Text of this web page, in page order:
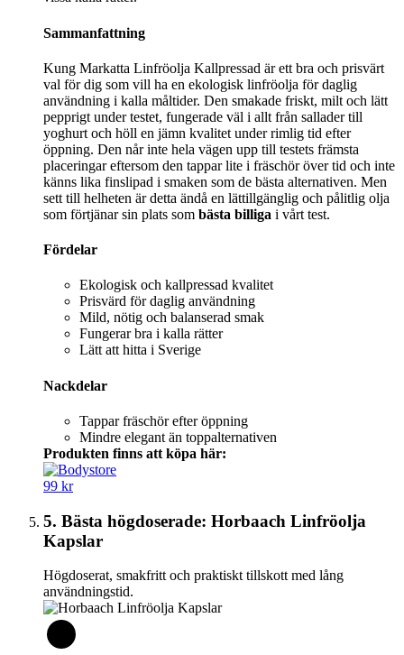
Sammanfattning
Kung Markatta Linfröolja Kallpressad är ett bra och prisvärt
val för dig som vill ha en ekologisk linfröolja för daglig
användning i kalla måltider. Den smakade friskt, milt och lätt
pepprigt under testet, fungerade väl i allt från sallader till
yoghurt och höll en jämn kvalitet under rimlig tid efter
öppning. Den når inte hela vägen upp till testets främsta
placeringar eftersom den tappar lite i fräschör över tid och inte
känns lika finslipad i smaken som de bästa alternativen. Men
sett till helheten är detta ändå en lättillgänglig och pålitlig olja
som förtjänar sin plats som bästa billiga i vårt test.
Fördelar
Ekologisk och kallpressad kvalitet
Prisvärd för daglig användning
Mild, nötig och balanserad smak
Fungerar bra i kalla rätter
Lätt att hitta i Sverige
Nackdelar
Tappar fräschör efter öppning
Mindre elegant än toppalternativen
Produkten finns att köpa här:
99 kr
5. Bästa högdoserade: Horbaach Linfröolja
Kapslar
Högdoserat, smakfritt och praktiskt tillskott med lång
användningstid.